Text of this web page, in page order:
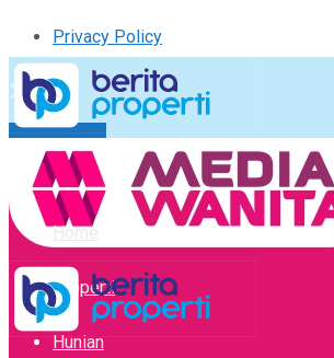
Privacy Policy
Kirim Tulisan
Tulisan Saya
Logout
Home
Properti
Hunian